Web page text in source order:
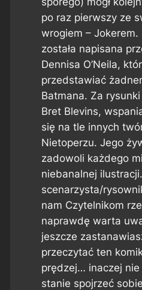
po raz pierwszy ze
wrogiem – Jokerem.
została napisana
Dennisa O’Neila,
przedstawiać
Batmana. Za
Bret Blevins,
się na tle innych
Nietoperzu. Jego
zadowoli każdego
niebanalnej
scenarzysta/
nam Czytelnikom
naprawdę warta
jeszcze
przeczytać ten
prędzej… inaczej
stanie spojrzeć